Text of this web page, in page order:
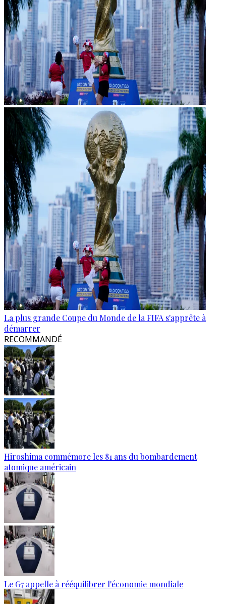
La plus grande Coupe du Monde de la FIFA s'apprête à
démarrer
RECOMMANDÉ
Hiroshima commémore les 81 ans du bombardement
atomique américain
Le G7 appelle à rééquilibrer l'économie mondiale